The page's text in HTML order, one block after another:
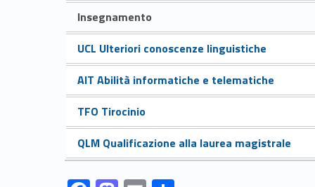
a
m
e
n
t
Insegnamento
Link identifier #identifier__58597-3
UCL Ulteriori conoscenze linguistiche
Link identifier #identifier__196127-4
AIT Abilità informatiche e telematiche
Link identifier #identifier__4111-5
TFO Tirocinio
Link identifier #identifier__186565-6
QLM Qualificazione alla laurea magistrale
Link identifier #identifier__189353-7 Link identifier #identifier__154475-8 Link identifier #identifier__1604-9 Link identifier #identifier__187932-10